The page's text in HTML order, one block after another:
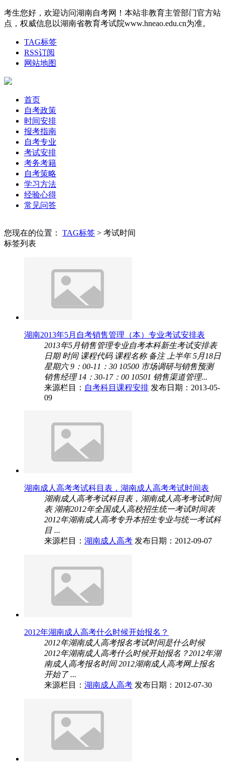
考生您好，欢迎访问湖南自考网！本站非教育主管部门官方站
点，权威信息以湖南省教育考试院www.hneao.edu.cn为准。
TAG标签
RSS订阅
网站地图
首页
自考政策
时间安排
报考指南
自考专业
考试安排
考务考籍
自考策略
学习方法
经验心得
常见问答
您现在的位置： TAG标签 > 考试时间
标签列表
湖南2013年5月自考销售管理（本）专业考试安排表
2013年5月销售管理专业自考本科新生考试安排表
日期 时间 课程代码 课程名称 备注 上半年 5月18日
星期六 9：00-11：30 10500 市场调研与销售预测
销售经理 14：30-17：00 10501 销售渠道管理...
来源栏目： 自考科目课程安排 发布日期：2013-05-
09
湖南成人高考考试科目表，湖南成人高考考试时间表
湖南成人高考考试科目表，湖南成人高考考试时间
表 湖南2012年全国成人高校招生统一考试时间表
2012年湖南成人高考专升本招生专业与统一考试科
目 ...
来源栏目： 湖南成人高考 发布日期：2012-09-07
2012年湖南成人高考什么时候开始报名？
2012年湖南成人高考报名考试时间是什么时候
2012年湖南成人高考什么时候开始报名？2012年湖
南成人高考报名时间 2012湖南成人高考网上报名
开始了 ...
来源栏目： 湖南成人高考 发布日期：2012-07-30